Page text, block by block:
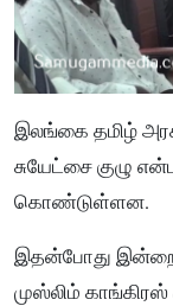
இலங்கை தமிழ்
சுயேட்சை குழு
கொண்டுள்ளன.
இதன்போது இன்றைய
முஸ்லிம்